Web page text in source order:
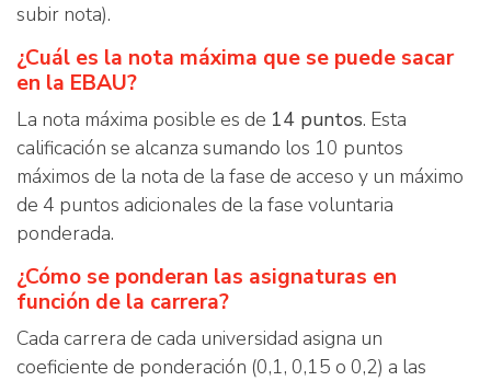
subir nota).
¿Cuál es la nota máxima que se puede sacar
en la EBAU?
La nota máxima posible es de 14 puntos. Esta
calificación se alcanza sumando los 10 puntos
máximos de la nota de la fase de acceso y un máximo
de 4 puntos adicionales de la fase voluntaria
ponderada.
¿Cómo se ponderan las asignaturas en
función de la carrera?
Cada carrera de cada universidad asigna un
coeficiente de ponderación (0,1, 0,15 o 0,2) a las